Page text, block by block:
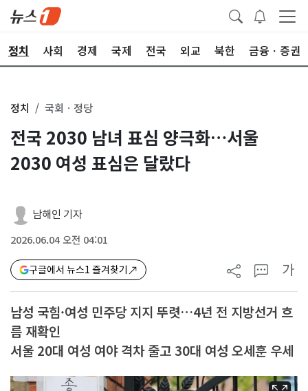
정치 사회 경제 국제 전국 외교 북한 금융ㆍ증권
정치 국회ㆍ정당
전국 2030 남녀 표심 양극화…서울
2030 여성 표심은 달랐다
남해인 기자
2026.06.04 오전 04:01
구글에서 뉴스1 즐겨찾기 가
남성 국힘·여성 민주당 지지 뚜렷…4년 전 지방선거 흐
름 재확인
서울 20대 여성 여야 격차 줄고 30대 여성 오세훈 우세